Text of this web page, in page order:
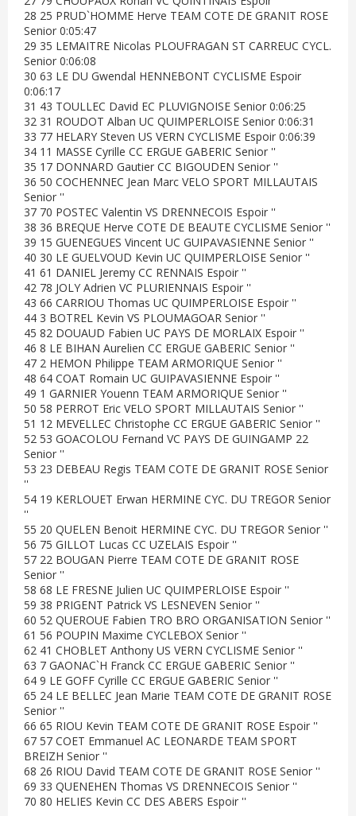
28 25 PRUD`HOMME Herve TEAM COTE DE GRANIT ROSE
Senior 0:05:47
29 35 LEMAITRE Nicolas PLOUFRAGAN ST CARREUC CYCL.
Senior 0:06:08
30 63 LE DU Gwendal HENNEBONT CYCLISME Espoir
0:06:17
31 43 TOULLEC David EC PLUVIGNOISE Senior 0:06:25
32 31 ROUDOT Alban UC QUIMPERLOISE Senior 0:06:31
33 77 HELARY Steven US VERN CYCLISME Espoir 0:06:39
34 11 MASSE Cyrille CC ERGUE GABERIC Senior ''
35 17 DONNARD Gautier CC BIGOUDEN Senior ''
36 50 COCHENNEC Jean Marc VELO SPORT MILLAUTAIS
Senior ''
37 70 POSTEC Valentin VS DRENNECOIS Espoir ''
38 36 BREQUE Herve COTE DE BEAUTE CYCLISME Senior ''
39 15 GUENEGUES Vincent UC GUIPAVASIENNE Senior ''
40 30 LE GUELVOUD Kevin UC QUIMPERLOISE Senior ''
41 61 DANIEL Jeremy CC RENNAIS Espoir ''
42 78 JOLY Adrien VC PLURIENNAIS Espoir ''
43 66 CARRIOU Thomas UC QUIMPERLOISE Espoir ''
44 3 BOTREL Kevin VS PLOUMAGOAR Senior ''
45 82 DOUAUD Fabien UC PAYS DE MORLAIX Espoir ''
46 8 LE BIHAN Aurelien CC ERGUE GABERIC Senior ''
47 2 HEMON Philippe TEAM ARMORIQUE Senior ''
48 64 COAT Romain UC GUIPAVASIENNE Espoir ''
49 1 GARNIER Youenn TEAM ARMORIQUE Senior ''
50 58 PERROT Eric VELO SPORT MILLAUTAIS Senior ''
51 12 MEVELLEC Christophe CC ERGUE GABERIC Senior ''
52 53 GOACOLOU Fernand VC PAYS DE GUINGAMP 22
Senior ''
53 23 DEBEAU Regis TEAM COTE DE GRANIT ROSE Senior
''
54 19 KERLOUET Erwan HERMINE CYC. DU TREGOR Senior
''
55 20 QUELEN Benoit HERMINE CYC. DU TREGOR Senior ''
56 75 GILLOT Lucas CC UZELAIS Espoir ''
57 22 BOUGAN Pierre TEAM COTE DE GRANIT ROSE
Senior ''
58 68 LE FRESNE Julien UC QUIMPERLOISE Espoir ''
59 38 PRIGENT Patrick VS LESNEVEN Senior ''
60 52 QUEROUE Fabien TRO BRO ORGANISATION Senior ''
61 56 POUPIN Maxime CYCLEBOX Senior ''
62 41 CHOBLET Anthony US VERN CYCLISME Senior ''
63 7 GAONAC`H Franck CC ERGUE GABERIC Senior ''
64 9 LE GOFF Cyrille CC ERGUE GABERIC Senior ''
65 24 LE BELLEC Jean Marie TEAM COTE DE GRANIT ROSE
Senior ''
66 65 RIOU Kevin TEAM COTE DE GRANIT ROSE Espoir ''
67 57 COET Emmanuel AC LEONARDE TEAM SPORT
BREIZH Senior ''
68 26 RIOU David TEAM COTE DE GRANIT ROSE Senior ''
69 33 QUENEHEN Thomas VS DRENNECOIS Senior ''
70 80 HELIES Kevin CC DES ABERS Espoir ''